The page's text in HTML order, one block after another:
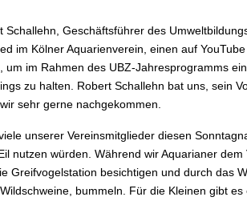
Geschäftsführer des
im Kölner Aquarienverein, einen auf
im Rahmen des UBZ-Jahresprogramms
zu halten. Robert Schallehn bat uns, sein
sehr gerne nachgekommen.
unserer Vereinsmitglieder diesen
nutzen würden. Während wir Aquarianer dem
Greifvogelstation besichtigen und durch das
bummeln. Für die Kleinen gibt es